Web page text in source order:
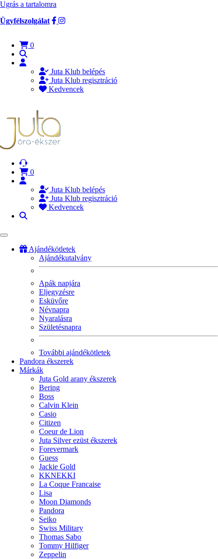
Ugrás a tartalomra
Ügyfélszolgálat
0
Juta Klub belépés
Juta Klub regisztráció
Kedvencek
0
Juta Klub belépés
Juta Klub regisztráció
Kedvencek
Ajándékötletek
Ajándékutalvány
Apák napjára
Eljegyzésre
Esküvőre
Névnapra
Nyaralásra
Születésnapra
További ajándékötletek
Pandora ékszerek
Márkák
Juta Gold arany ékszerek
Bering
Boss
Calvin Klein
Casio
Citizen
Coeur de Lion
Juta Silver ezüst ékszerek
Forevermark
Guess
Jackie Gold
KKNEKKI
La Coque Francaise
Lisa
Moon Diamonds
Pandora
Seiko
Swiss Military
Thomas Sabo
Tommy Hilfiger
Zeppelin